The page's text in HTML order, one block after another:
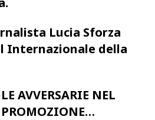
Lucia Sforza
Internazionale della
AVVERSARIE NEL